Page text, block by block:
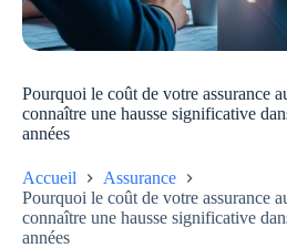
Pourquoi le coût de votre assurance
connaître une hausse significative
années
Accueil
Assurance
Pourquoi le coût de votre assurance
connaître une hausse significative
années